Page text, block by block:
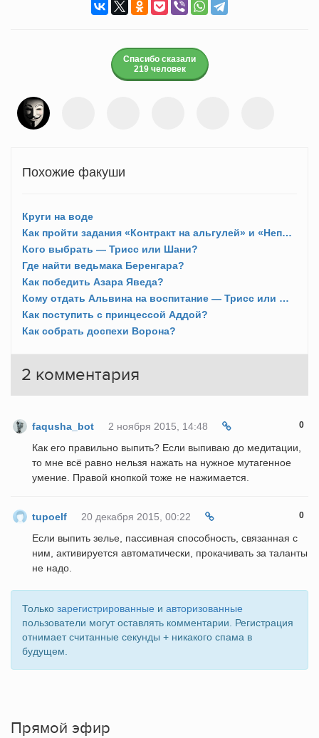
Спасибо сказали
219 человек
Похожие факуши
Круги на воде
Как пройти задания «Контракт на альгулей» и «Неприкаянный дух»?
Кого выбрать — Трисс или Шани?
Где найти ведьмака Беренгара?
Как победить Азара Яведа?
Кому отдать Альвина на воспитание — Трисс или Шани?
Как поступить с принцессой Аддой?
Как собрать доспехи Ворона?
2 комментария
faqusha_bot 2 ноября 2015, 14:48 0
Как его правильно выпить? Если выпиваю до медитации,
то мне всё равно нельзя нажать на нужное мутагенное
умение. Правой кнопкой тоже не нажимается.
tupoelf 20 декабря 2015, 00:22 0
Если выпить зелье, пассивная способность, связанная с
ним, активируется автоматически, прокачивать за таланты
не надо.
Только зарегистрированные и авторизованные
пользователи могут оставлять комментарии. Регистрация
отнимает считанные секунды + никакого спама в
будущем.
Прямой эфир